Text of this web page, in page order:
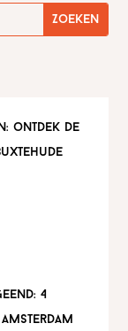
ontdek de
4